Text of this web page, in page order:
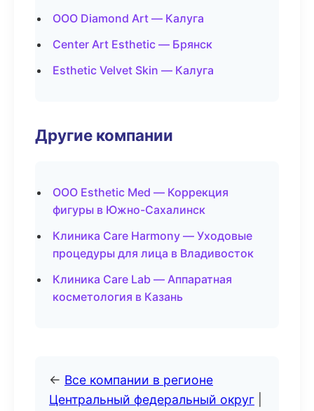
ООО Diamond Art — Калуга
Center Art Esthetic — Брянск
Esthetic Velvet Skin — Калуга
Другие компании
ООО Esthetic Med — Коррекция
фигуры в Южно-Сахалинск
Клиника Care Harmony — Уходовые
процедуры для лица в Владивосток
Клиника Care Lab — Аппаратная
косметология в Казань
← Все компании в регионе
Центральный федеральный округ